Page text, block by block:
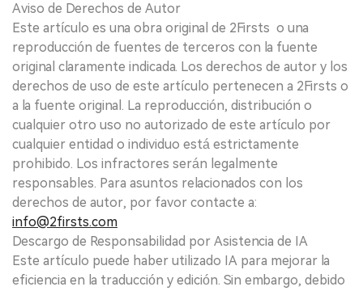
Aviso de Derechos de Autor
Este artículo es una obra original de 2Firsts o una
reproducción de fuentes de terceros con la fuente
original claramente indicada. Los derechos de autor y los
derechos de uso de este artículo pertenecen a 2Firsts o
a la fuente original. La reproducción, distribución o
cualquier otro uso no autorizado de este artículo por
cualquier entidad o individuo está estrictamente
prohibido. Los infractores serán legalmente
responsables. Para asuntos relacionados con los
derechos de autor, por favor contacte a:
info@2firsts.com
Descargo de Responsabilidad por Asistencia de IA
Este artículo puede haber utilizado IA para mejorar la
eficiencia en la traducción y edición. Sin embargo, debido